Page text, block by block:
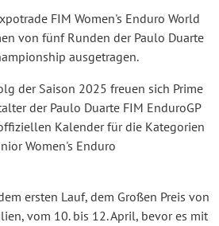
FIM Women's Enduro World
von fünf Runden der Paulo Duarte
ausgetragen.
der Saison 2025 freuen sich Prime
der Paulo Duarte FIM EnduroGP
Kalender für die Kategorien
Women's Enduro
ersten Lauf, dem Großen Preis von
vom 10. bis 12. April, bevor es mit